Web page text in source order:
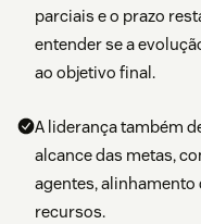
parciais e o prazo
entender se a
ao objetivo final.
A liderança também
alcance das metas,
agentes,
recursos.